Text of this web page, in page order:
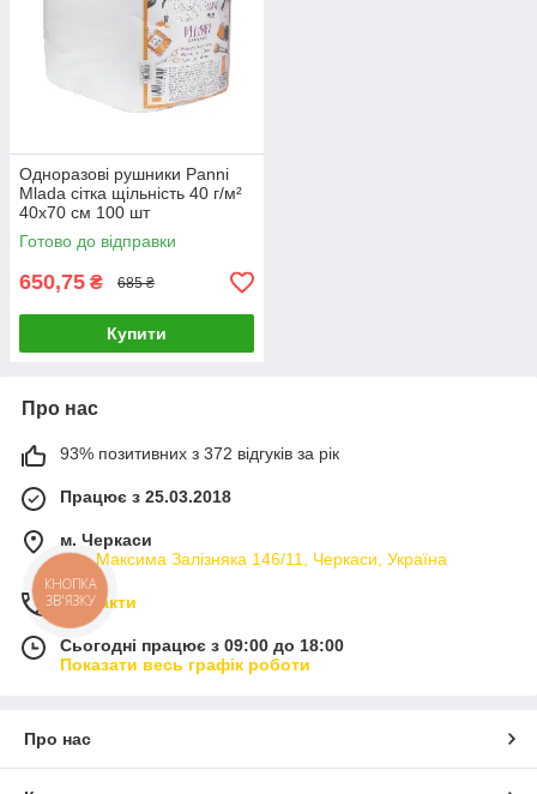
Одноразові рушники Panni
Mlada сітка щільність 40 г/м²
40х70 см 100 шт
Готово до відправки
650,75 ₴ 685 ₴
Купити
Про нас
93% позитивних з 372 відгуків за рік
Працює з 25.03.2018
м. Черкаси
вул. Максима Залізняка 146/11, Черкаси, Україна
Контакти
Сьогодні працює з 09:00 до 18:00
Показати весь графік роботи
Про нас
КНОПКА
ЗВ'ЯЗКУ